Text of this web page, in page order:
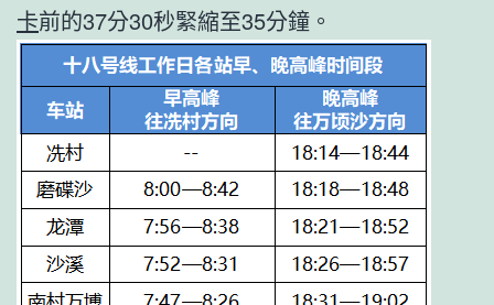
卡前的37分30秒緊縮至35分鐘。